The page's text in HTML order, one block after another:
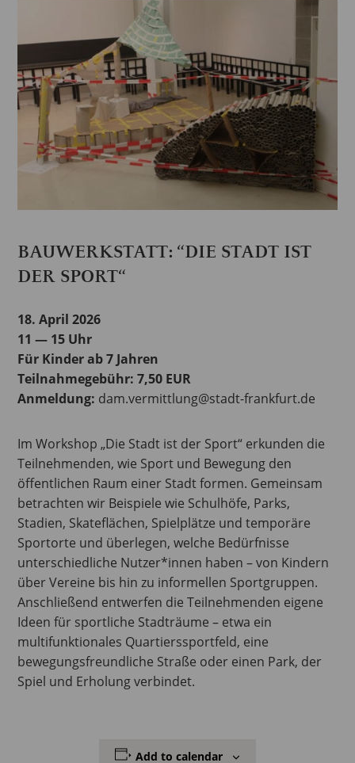
BAUWERKSTATT: “DIE STADT IST
DER SPORT“
18. April 2026
11 — 15 Uhr
Für Kinder ab 7 Jahren
Teilnahmegebühr: 7,50 EUR
Anmeldung: dam.vermittlung@stadt-frankfurt.de
Im Workshop „Die Stadt ist der Sport“ erkunden die
Teilnehmenden, wie Sport und Bewegung den
öffentlichen Raum einer Stadt formen. Gemeinsam
betrachten wir Beispiele wie Schulhöfe, Parks,
Stadien, Skateflächen, Spielplätze und temporäre
Sportorte und überlegen, welche Bedürfnisse
unterschiedliche Nutzer*innen haben – von Kindern
über Vereine bis hin zu informellen Sportgruppen.
Anschließend entwerfen die Teilnehmenden eigene
Ideen für sportliche Stadträume – etwa ein
multifunktionales Quartierssportfeld, eine
bewegungsfreundliche Straße oder einen Park, der
Spiel und Erholung verbindet.
Add to calendar